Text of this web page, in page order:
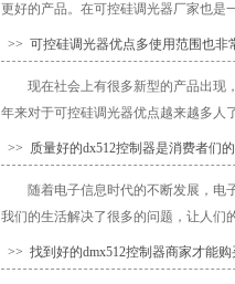
更好的产品。在可控硅调光器厂家也是
>> 可控硅调光器优点多使用范围也非
现在社会上有很多新型的产品出现
年来对于可控硅调光器优点越来越多人
>> 质量好的dx512控制器是消费者们
随着电子信息时代的不断发展，电
我们的生活解决了很多的问题，让人们
>> 找到好的dmx512控制器商家才能